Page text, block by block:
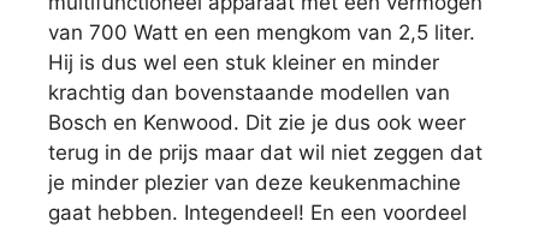
van 700 Watt en een mengkom van 2,5 liter.
Hij is dus wel een stuk kleiner en minder
krachtig dan bovenstaande modellen van
Bosch en Kenwood. Dit zie je dus ook weer
terug in de prijs maar dat wil niet zeggen dat
je minder plezier van deze keukenmachine
gaat hebben. Integendeel! En een voordeel